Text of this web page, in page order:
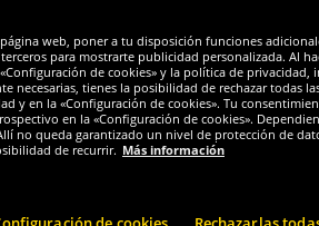
web, poner a tu disposición funciones
para mostrarte publicidad personalizada. Al
de cookies» y la política de
necesarias, tienes la posibilidad de rechazar todas
y en la «Configuración de cookies». Tu
en la «Configuración de cookies».
queda garantizado un nivel de protección de
de recurrir. Más información